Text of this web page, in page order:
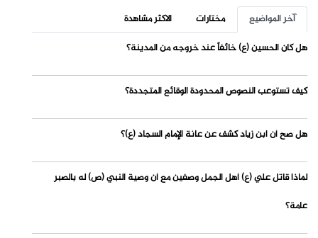
آخر المواضيع مختارات
الاكثر مشاهدة
هل كان الحسين (ع) خائفاً عند خروجه من المدينة؟
كيف تستوعب النصوص المحدودة الوقائع المتجددة؟
هل صح أن ابن زياد كشف عن عانة الإمام السجاد (ع)؟
لماذا قاتل علي (ع) أهل الجمل وصفين مع أن وصية النبي (ص) له بالصبر
عامة؟